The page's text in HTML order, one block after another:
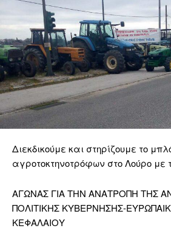
Διεκδικούμε και στηρίζουμε το
αγροτοκτηνοτρόφων στο Λούρο με
ΑΓΩΝΑΣ ΓΙΑ ΤΗΝ ΑΝΑΤΡΟΠΗ ΤΗΣ
ΠΟΛΙΤΙΚΗΣ ΚΥΒΕΡΝΗΣΗΣ-
ΚΕΦΑΛΑΙΟΥ